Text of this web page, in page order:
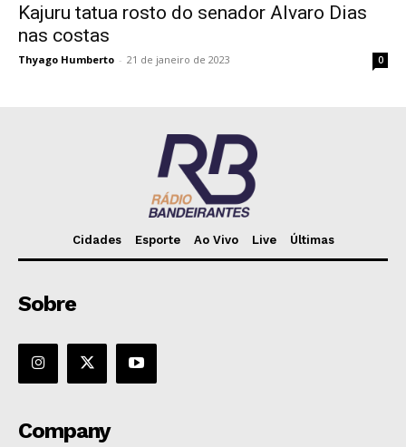
Kajuru tatua rosto do senador Alvaro Dias
nas costas
Thyago Humberto - 21 de janeiro de 2023 0
Cidades Esporte Ao Vivo Live Últimas
Sobre
Company